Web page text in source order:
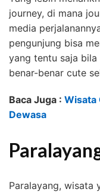
journey, di mana
media
pengunjung bisa
yang tentu saja
benar-benar cute
Baca Juga : Wisata
Dewasa
Paralayang, wisata